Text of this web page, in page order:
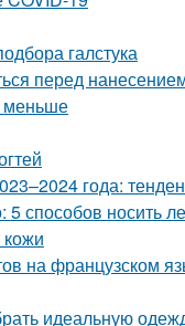
галстука
перед
меньше
года:
способов носить
на французском
идеальную